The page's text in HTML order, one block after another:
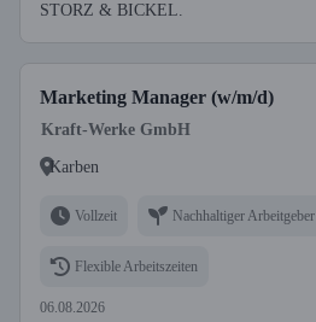
STORZ & BICKEL.
Marketing Manager (w/m/d)
Kraft-Werke GmbH
Karben
Vollzeit Nachhaltiger Arbeitgeber
Flexible Arbeitszeiten
06.08.2026